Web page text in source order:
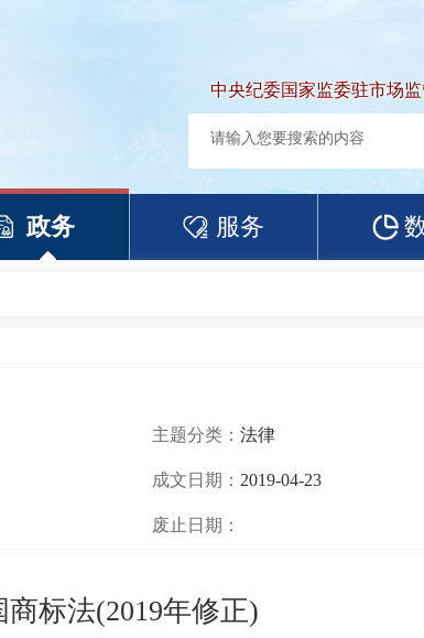
中央纪委国家监委驻市场
政务 服务
主题分类： 法律
成文日期： 2019-04-23
废止日期：
标法(2019年修正)